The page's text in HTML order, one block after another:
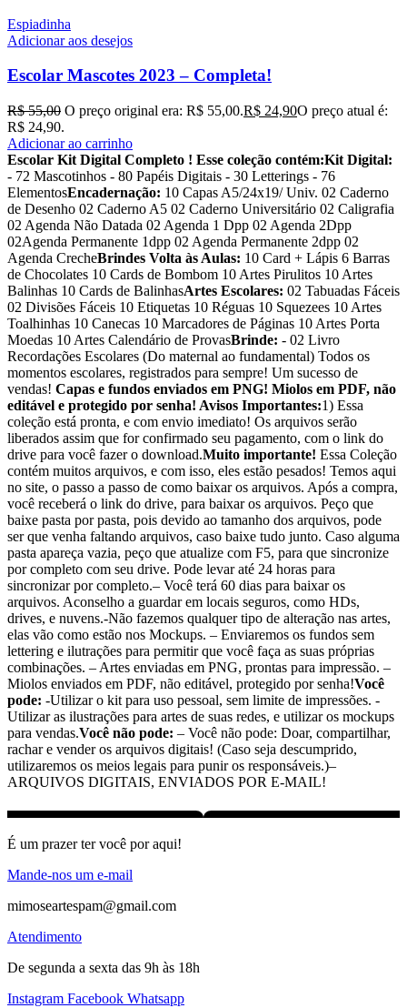
Espiadinha
Adicionar aos desejos
Escolar Mascotes 2023 – Completa!
R$55,00 O preço original era: R$ 55,00.R$ 24,90O preço atual é:
R$ 24,90.
Adicionar ao carrinho
Escolar Kit Digital Completo ! Esse coleção contém:Kit Digital:
- 72 Mascotinhos - 80 Papéis Digitais - 30 Letterings - 76
ElementosEncadernação: 10 Capas A5/24x19/ Univ. 02 Caderno
de Desenho 02 Caderno A5 02 Caderno Universitário 02 Caligrafia
02 Agenda Não Datada 02 Agenda 1 Dpp 02 Agenda 2Dpp
02Agenda Permanente 1dpp 02 Agenda Permanente 2dpp 02
Agenda CrecheBrindes Volta às Aulas: 10 Card + Lápis 6 Barras
de Chocolates 10 Cards de Bombom 10 Artes Pirulitos 10 Artes
Balinhas 10 Cards de BalinhasArtes Escolares: 02 Tabuadas Fáceis
02 Divisões Fáceis 10 Etiquetas 10 Réguas 10 Squezees 10 Artes
Toalhinhas 10 Canecas 10 Marcadores de Páginas 10 Artes Porta
Moedas 10 Artes Calendário de ProvasBrinde: - 02 Livro
Recordações Escolares (Do maternal ao fundamental) Todos os
momentos escolares, registrados para sempre! Um sucesso de
vendas! Capas e fundos enviados em PNG! Miolos em PDF, não
editável e protegido por senha! Avisos Importantes:1) Essa
coleção está pronta, e com envio imediato! Os arquivos serão
liberados assim que for confirmado seu pagamento, com o link do
drive para você fazer o download.Muito importante! Essa Coleção
contém muitos arquivos, e com isso, eles estão pesados! Temos aqui
no site, o passo a passo de como baixar os arquivos. Após a compra,
você receberá o link do drive, para baixar os arquivos. Peço que
baixe pasta por pasta, pois devido ao tamanho dos arquivos, pode
ser que venha faltando arquivos, caso baixe tudo junto. Caso alguma
pasta apareça vazia, peço que atualize com F5, para que sincronize
por completo com seu drive. Pode levar até 24 horas para
sincronizar por completo.– Você terá 60 dias para baixar os
arquivos. Aconselho a guardar em locais seguros, como HDs,
drives, e nuvens.-Não fazemos qualquer tipo de alteração nas artes,
elas vão como estão nos Mockups. – Enviaremos os fundos sem
lettering e ilutrações para permitir que você faça as suas próprias
combinações. – Artes enviadas em PNG, prontas para impressão. –
Miolos enviados em PDF, não editável, protegido por senha!Você
pode: -Utilizar o kit para uso pessoal, sem limite de impressões. -
Utilizar as ilustrações para artes de suas redes, e utilizar os mockups
para vendas.Você não pode: – Você não pode: Doar, compartilhar,
rachar e vender os arquivos digitais! (Caso seja descumprido,
utilizaremos os meios legais para punir os responsáveis.)–
ARQUIVOS DIGITAIS, ENVIADOS POR E-MAIL!
É um prazer ter você por aqui!
Mande-nos um e-mail
mimoseartespam@gmail.com
Atendimento
De segunda a sexta das 9h às 18h
Instagram Facebook Whatsapp